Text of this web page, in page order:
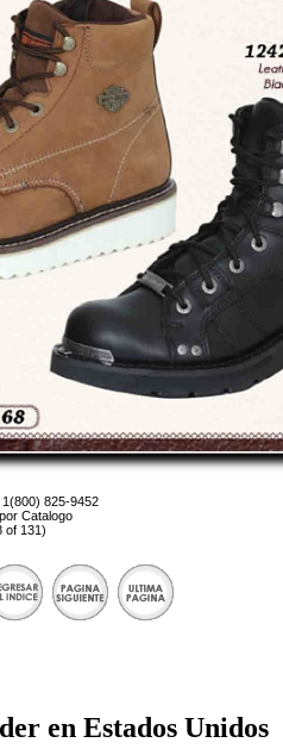
825-9452
Catalogo
of 131)
en Estados Unidos